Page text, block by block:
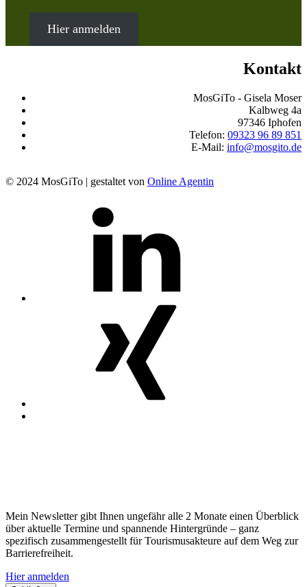
Hier anmelden
Kontakt
MosGiTo - Gisela Moser
Kalbweg 4a
97346 Iphofen
Telefon: 09323 96 89 851
E-Mail: info@mosgito.de
© 2024 MosGiTo | gestaltet von Online Agentin
Mein Newsletter gibt Ihnen ungefähr alle 2 Monate einen Überblick
über aktuelle Termine und spannende Hintergründe – ganz
spezifisch zusammengestellt für Tourismusakteure auf dem Weg zur
Barrierefreiheit.
Hier anmelden